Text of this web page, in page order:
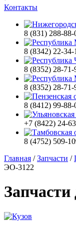
Контакты
8 (831) 288-88-
8 (8342) 22-34-
8 (8352) 28-71-
8 (8352) 28-71-
8 (8412) 99-88-
+7 (8422) 24-
8 (4752) 509-
Главная /Запчасти /
ЭО-3122